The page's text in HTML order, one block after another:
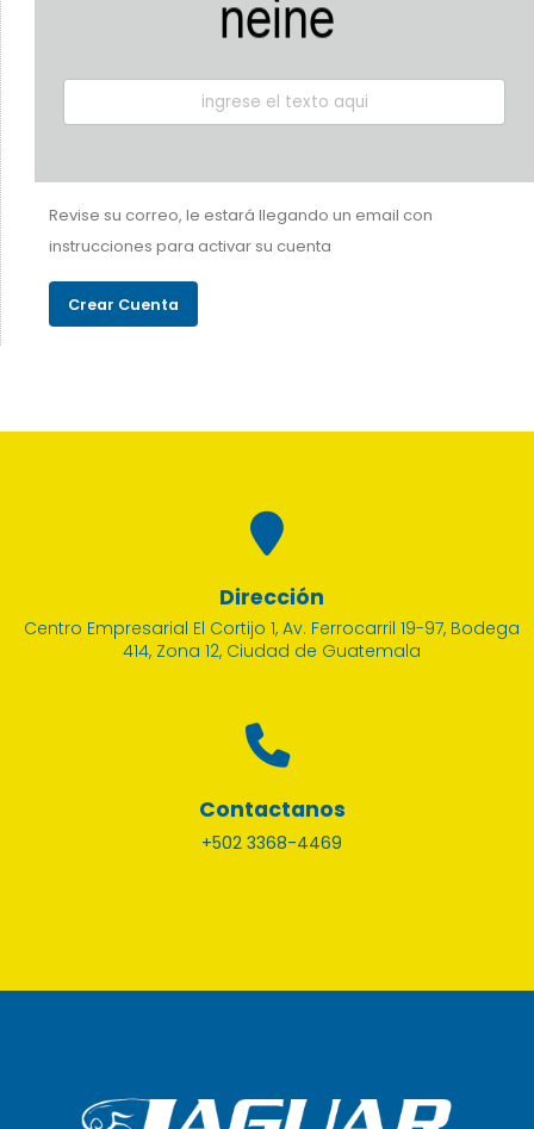
Revise su correo, le estará llegando un email con
instrucciones para activar su cuenta
Dirección
Centro Empresarial El Cortijo 1, Av. Ferrocarril 19-97, Bodega
414, Zona 12, Ciudad de Guatemala
Contactanos
+502 3368-4469